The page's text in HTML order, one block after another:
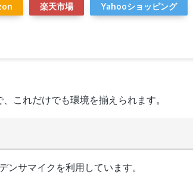
楽天市場 Yahooショッピング
これだけでも環境を揃えられます。
ンサマイクを利用しています。